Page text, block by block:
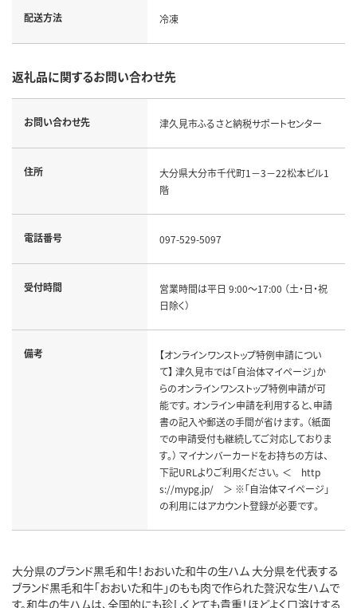
配送方法 冷凍
返礼品に関するお問い合わせ先
お問い合わせ先 津久見市ふるさと納税サポートセンター
住所
大分県大分市千代町1－3－22松本ビル1
階
電話番号 097-529-5097
受付時間
営業時間は平日 9:00～17:00 （土・日・祝
日除く）
備考
【オンラインワンストップ特例申請につい
て】 津久見市では「自治体マイページ」か
らのオンラインワンストップ特例申請が可
能です。 オンライン申請を利用すると、申請
書の記入や郵送の手間が省けます。 （紙面
での申請受付も継続してご対応しておりま
す。） マイナンバーカードをお持ちの方は、
下記URLよりご利用ください。 ＜ http
s://mypg.jp/ ＞ ※「自治体マイページ」
の利用にはアカウント登録が必要です。
大分県のブランド黒毛和牛！おおいた和牛の生ハム 大分県を代表する
ブランド黒毛和牛「おおいた和牛」のもも肉で作られた贅沢な生ハムで
す。和牛の生ハムは、全国的にも珍しくとても貴重！ほどよく口溶けする